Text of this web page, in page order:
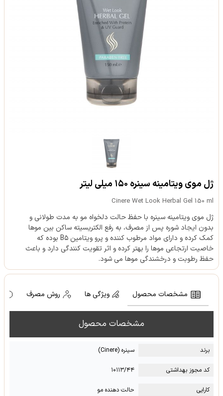
ژل موی ویتامینه سینره ۱۵۰ میلی لیتر
Cinere Wet Look Herbal Gel 150 ml
ژل موی ویتامینه سینره با حفظ حالت دلخواه مو به مدت طولانی و
بدون ایجاد شوره پس از مصرف، به رفع الکتریسیته ساکن بین موها
کمک کرده و دارای مواد مرطوب کننده و پرو ویتامین B۵ بوده که
خاصیت ارتجاعی موها را بهتر کرده و اثر تقویت کنندگی دارد و باعث
حفظ رطوبت و درخشندگی موها می شود.
مشخصات محصول ویژگی ها روش مصرف
مشخصات محصول
برند سینره (Cinere)
کد مجوز بهداشتی ۱۰۱۱۳/۴۴
کارایی
حالت دهنده مو